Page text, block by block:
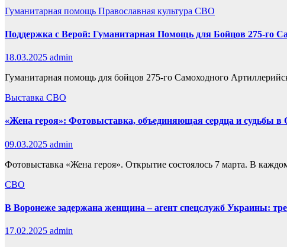
Гуманитарная помощь Православная культура СВО
Поддержка с Верой: Гуманитарная Помощь для Бойцов 275-го
18.03.2025 admin
Гуманитарная помощь для бойцов 275-го Самоходного
Выставка СВО
«Жена героя»: Фотовыставка, объединяющая сердца и судьбы в
09.03.2025 admin
Фотовыставка «Жена героя». Открытие состоялось 7 марта. В
СВО
В Воронеже задержана женщина – агент спецслужб Украины:
17.02.2025 admin